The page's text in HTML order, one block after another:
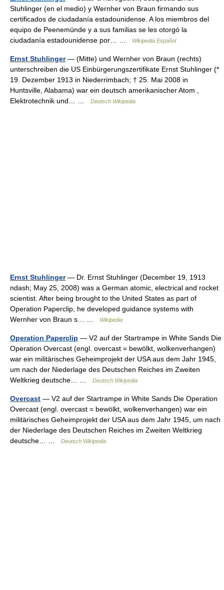
Stuhlinger (en el medio) y Wernher von Braun firmando sus
certificados de ciudadanía estadounidense. A los miembros del
equipo de Peenemünde y a sus familias se les otorgó la
ciudadanía estadounidense por… …
Wikipedia Español
Ernst Stuhlinger— (Mitte) und Wernher von Braun (rechts)
unterschreiben die US Einbürgerungszertifikate Ernst Stuhlinger (*
19. Dezember 1913 in Niederrimbach; † 25. Mai 2008 in
Huntsville, Alabama) war ein deutsch amerikanischer Atom ,
Elektrotechnik und… …
Deutsch Wikipedia
Ernst Stuhlinger— Dr. Ernst Stuhlinger (December 19, 1913
ndash; May 25, 2008) was a German atomic, electrical and rocket
scientist. After being brought to the United States as part of
Operation Paperclip, he developed guidance systems with
Wernher von Braun s… …
Wikipedia
Operation Paperclip — V2 auf der Startrampe in White Sands Die
Operation Overcast (engl. overcast = bewölkt, wolkenverhangen)
war ein militärisches Geheimprojekt der USA aus dem Jahr 1945,
um nach der Niederlage des Deutschen Reiches im Zweiten
Weltkrieg deutsche… …
Deutsch Wikipedia
Overcast — V2 auf der Startrampe in White Sands Die Operation
Overcast (engl. overcast = bewölkt, wolkenverhangen) war ein
militärisches Geheimprojekt der USA aus dem Jahr 1945, um nach
der Niederlage des Deutschen Reiches im Zweiten Weltkrieg
deutsche… …
Deutsch Wikipedia